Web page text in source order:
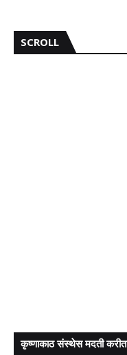
SCROLL
कृष्णाकाठ संस्थेस मदती करीत